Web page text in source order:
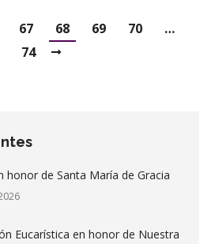
67 68 69 70
…
74
honor de Santa María de Gracia
Eucarística en honor de Nuestra